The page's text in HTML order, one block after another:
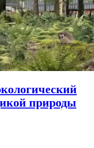
природы